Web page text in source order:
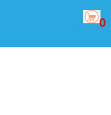
0